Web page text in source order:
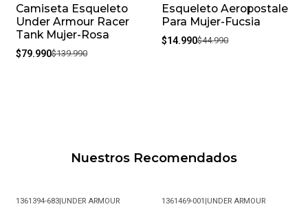
-43%
Camiseta Esqueleto
Under Armour Racer
Tank Mujer-Rosa
$79.990$139.990
-67%
Esqueleto Aeropostale
Para Mujer-Fucsia
$14.990$44.990
Nuestros Recomendados
1361394-683| UNDER ARMOUR 1361469-001 UNDER ARMOUR